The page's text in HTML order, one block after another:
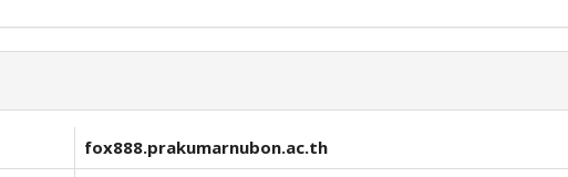
fox888.prakumarnubon.ac.th